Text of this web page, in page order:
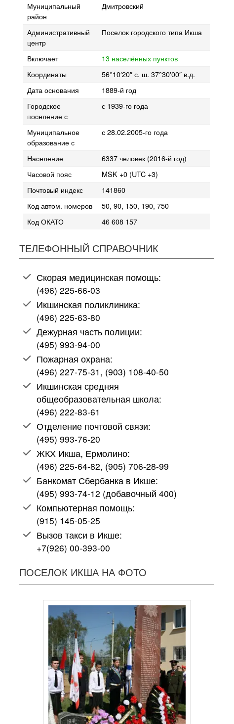
Муниципальный
район
Дмитровский
Административный
центр
Поселок городского типа Икша
Включает
13 населённых пунктов
Координаты
56°10′20″ с. ш. 37°30′00″ в.д.
Дата основания
1889-й год
Городское
поселение с
с 1939-го года
Муниципальное
образование с
с 28.02.2005-го года
Население
6337 человек (2016-й год)
Часовой пояс
MSK +0 (UTC +3)
Почтовый индекс
141860
Код автом. номеров
50, 90, 150, 190, 750
Код ОКАТО
46 608 157
ТЕЛЕФОННЫЙ СПРАВОЧНИК
Скорая медицинская помощь:
(496) 225-66-03
Икшинская поликлиника:
(496) 225-63-80
Дежурная часть полиции:
(495) 993-94-00
Пожарная охрана:
(496) 227-75-31, (903) 108-40-50
Икшинская средняя
общеобразовательная школа:
(496) 222-83-61
Отделение почтовой связи:
(495) 993-76-20
ЖКХ Икша, Ермолино:
(496) 225-64-82, (905) 706-28-99
Банкомат Сбербанка в Икше:
(495) 993-74-12 (добавочный 400)
Компьютерная помощь:
(915) 145-05-25
Вызов такси в Икше:
+7(926) 00-393-00
ПОСЕЛОК ИКША НА ФОТО